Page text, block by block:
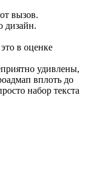
вызов.
дизайн.
в оценке
удивлены,
вплоть до
набор текста